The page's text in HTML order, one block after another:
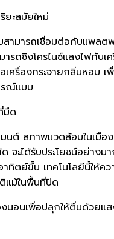
ยะสมัยใหม่
สามารถเชื่อมต่อกับแพลต
ารถซิงโครไนซ์แสงไฟกับเ
ครื่องกระจายกลิ่นหอม เ
รณ์แบบ
มืด
นต์ สภาพแวดล้อมในเมื
จะได้รับประโยชน์อย่างม
ทิตย์ขึ้น เทคโนโลยีนี้ให้ค
แม้ในพื้นที่ปิด
นอนเพื่อปลุกให้ตื่นด้วยแ